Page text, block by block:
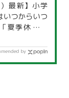
最新】小学
いつからいつ
夏季休暇一
by